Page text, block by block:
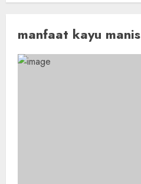
manfaat kayu manis